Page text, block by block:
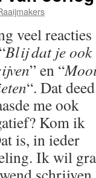
veel reacties
Blij dat je ook
” en “
“. Dat deed
me ook
Kom ik
is, in ieder
Ik wil